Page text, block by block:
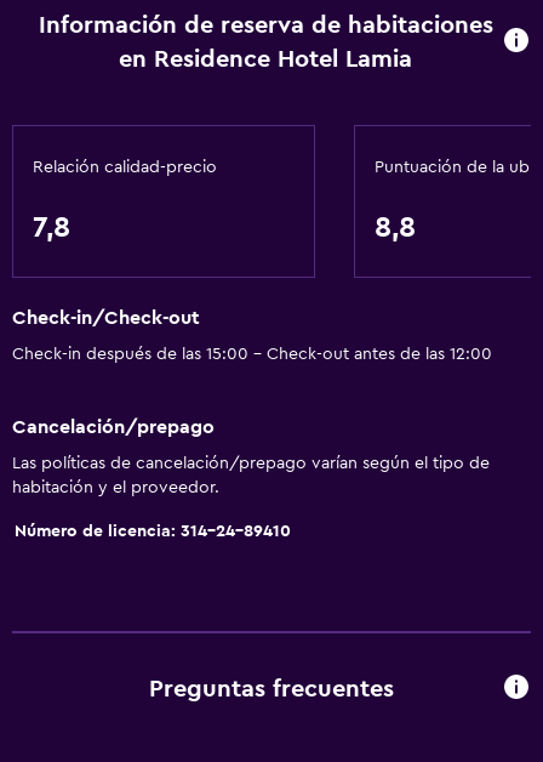
Información de reserva de habitaciones
en Residence Hotel Lamia
Relación calidad-precio
7,8
Puntuación de la
8,8
Check-in/Check-out
Check-in después de las 15:00 - Check-out antes de las 12:00
Cancelación/prepago
Las políticas de cancelación/prepago varían según el tipo de
habitación y el proveedor.
Número de licencia: 314-24-89410
Preguntas frecuentes